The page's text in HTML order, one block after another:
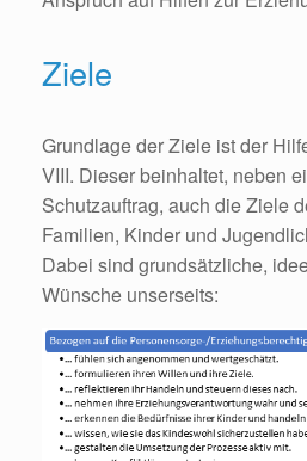
Ziele
Grundlage der Ziele ist der
VIII. Dieser beinhaltet, neben
Schutzauftrag, auch die Ziele
Familien, Kinder und
Dabei sind grundsätzliche,
Wünsche unserseits: